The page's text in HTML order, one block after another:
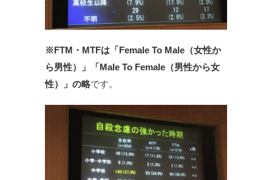
※FTM・MTFは「Female To Male（女性か
ら男性）」「Male To Female（男性から女
性）」の略です。